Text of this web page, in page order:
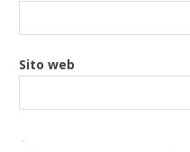
Sito web